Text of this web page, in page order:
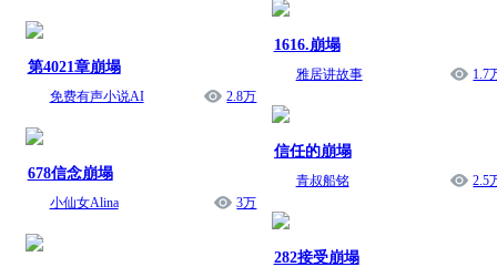
第4021章崩塌
免费有声小说AI 2.8万
678信念崩塌
小仙女Alina 3万
1616.崩塌
雅居讲故事 1.7
信任的崩塌
青叔船铭 2.5
282接受崩塌